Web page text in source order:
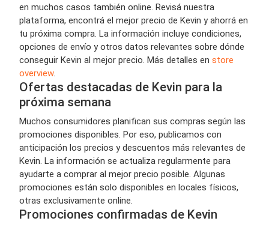
en muchos casos también online. Revisá nuestra
plataforma, encontrá el mejor precio de Kevin y ahorrá en
tu próxima compra. La información incluye condiciones,
opciones de envío y otros datos relevantes sobre dónde
conseguir Kevin al mejor precio. Más detalles en store
overview.
Ofertas destacadas de Kevin para la
próxima semana
Muchos consumidores planifican sus compras según las
promociones disponibles. Por eso, publicamos con
anticipación los precios y descuentos más relevantes de
Kevin. La información se actualiza regularmente para
ayudarte a comprar al mejor precio posible. Algunas
promociones están solo disponibles en locales físicos,
otras exclusivamente online.
Promociones confirmadas de Kevin